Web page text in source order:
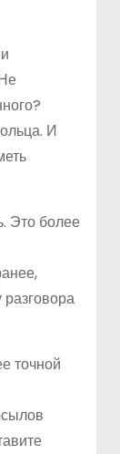
И
Это более
точной